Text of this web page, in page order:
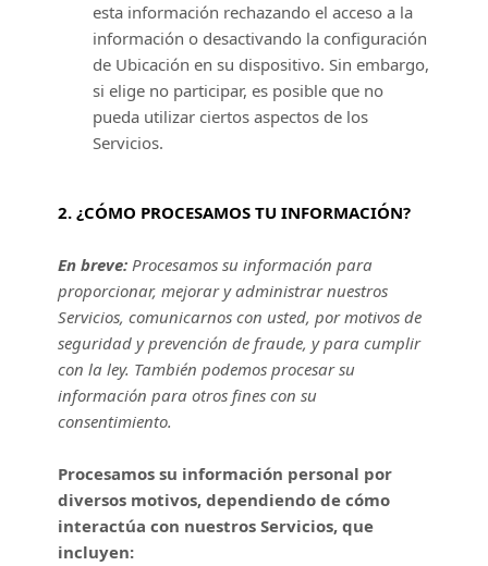
esta información rechazando el acceso a la
información o desactivando la configuración
de Ubicación en su dispositivo. Sin embargo,
si elige no participar, es posible que no
pueda utilizar ciertos aspectos de los
Servicios.
2. ¿CÓMO PROCESAMOS TU INFORMACIÓN?
En breve: Procesamos su información para
proporcionar, mejorar y administrar nuestros
Servicios, comunicarnos con usted, por motivos de
seguridad y prevención de fraude, y para cumplir
con la ley. También podemos procesar su
información para otros fines con su
consentimiento.
Procesamos su información personal por
diversos motivos, dependiendo de cómo
interactúa con nuestros Servicios, que
incluyen: